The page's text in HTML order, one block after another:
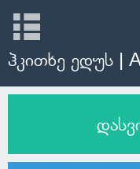
ჰკითხე ედუს |